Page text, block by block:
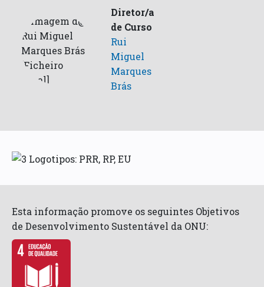
Diretor/a
de Curso
Rui
Miguel
Marques
Brás
Esta informação promove os seguintes Objetivos
de Desenvolvimento Sustentável da ONU: